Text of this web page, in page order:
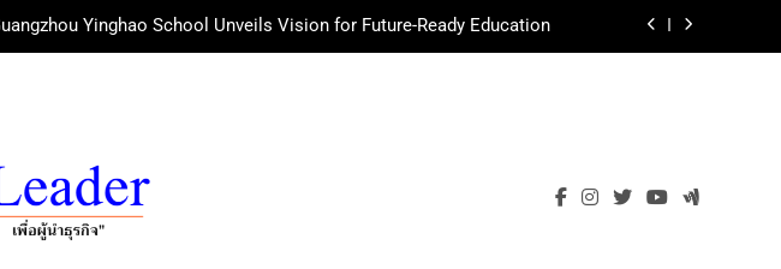
วนานกว่า 20 ปี ต่อยอดเสิร์ฟความอร่อย ยกเมนูระดับตำนาน “ข้าวหน้าไก่
รษา – ผ้าป่าซาเล้งปลอดเหล้าเข้าพรรษา 2569” ชูพลังชุมชนสืบสานพุทธ
Guangzhou Yinghao School Unveils Vision for Future-Ready Education
วนานกว่า 20 ปี ต่อยอดเสิร์ฟความอร่อย ยกเมนูระดับตำนาน “ข้าวหน้าไก่